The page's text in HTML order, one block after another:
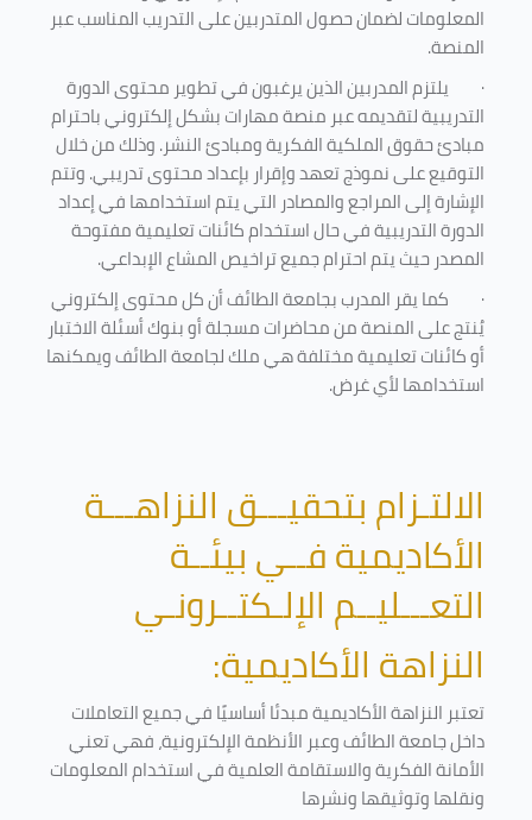
المعلومات لضمان حصول المتدربين على التدريب المناسب عبر
المنصة.
· يلتزم المدربين الذين يرغبون في تطوير محتوى الدورة
التدريبية لتقديمه عبر منصة مهارات بشكل إلكتروني باحترام
مبادئ حقوق الملكية الفكرية ومبادئ النشر. وذلك من خلال
التوقيع على نموذج تعهد وإقرار بإعداد محتوى تدريبي. وتتم
الإشارة إلى المراجع والمصادر التي يتم استخدامها في إعداد
الدورة التدريبية في حال استخدام كائنات تعليمية مفتوحة
المصدر حيث يتم احترام جميع تراخيص المشاع الإبداعي.
· كما يقر المدرب بجامعة الطائف أن كل محتوى إلكتروني
يُنتج على المنصة من محاضرات مسجلة أو بنوك أسئلة الاختبار
أو كائنات تعليمية مختلفة هي ملك لجامعة الطائف ويمكنها
استخدامها لأي غرض.
الالتـزام بتحقيـــق النزاهـــة
الأكاديمية فــي بيئــة
التعـــليــم الإلـكتــرونـي
النزاهة الأكاديمية:
تعتبر النزاهة الأكاديمية مبدئا أساسيًا في جميع التعاملات
داخل جامعة الطائف وعبر الأنظمة الإلكترونية، فهي تعني
الأمانة الفكرية والاستقامة العلمية في استخدام المعلومات
ونقلها وتوثيقها ونشرها